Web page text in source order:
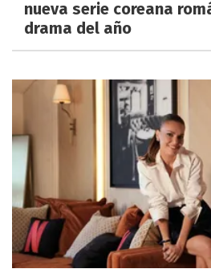
nueva serie coreana
drama del año